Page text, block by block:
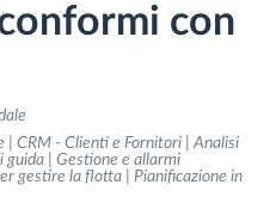
guida
con
| CRM - Clienti e Fornitori | Analisi
guida | Gestione e allarmi
gestire la flotta | Pianificazione in